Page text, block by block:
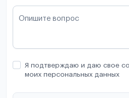
Опишите вопрос
Я подтверждаю и даю свое
моих персональных данных